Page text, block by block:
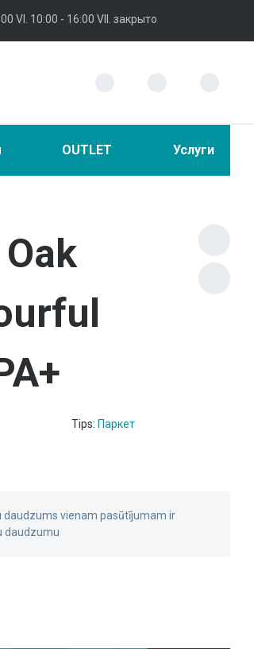
VI. 10:00 - 16:00 VII. закрыто
OUTLET Услуги
Tips: Паркет
daudzums vienam pasūtījumam ir
daudzumu